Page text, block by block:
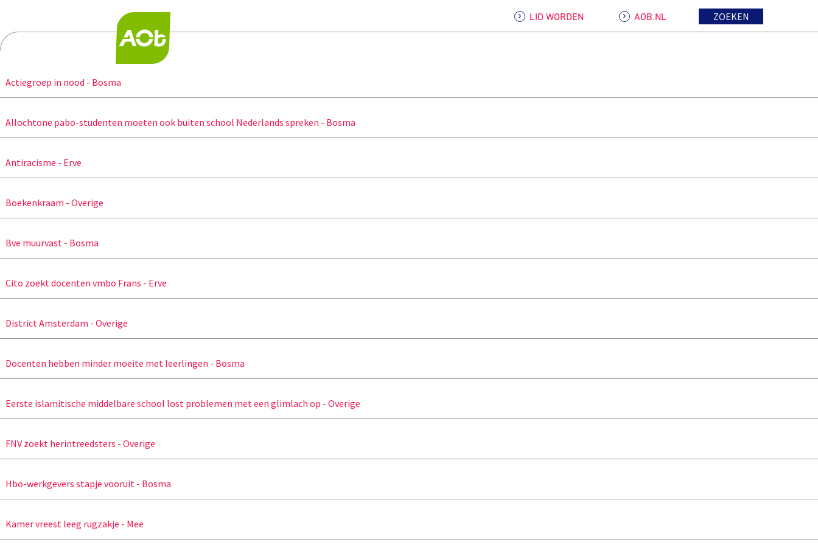
LID WORDEN AOB.NL ZOEKEN
Actiegroep in nood - Bosma
Allochtone pabo-studenten moeten ook buiten school Nederlands spreken - Bosma
Antiracisme - Erve
Boekenkraam - Overige
Bve muurvast - Bosma
Cito zoekt docenten vmbo Frans - Erve
District Amsterdam - Overige
Docenten hebben minder moeite met leerlingen - Bosma
Eerste islamitische middelbare school lost problemen met een glimlach op - Overige
FNV zoekt herintreedsters - Overige
Hbo-werkgevers stapje vooruit - Bosma
Kamer vreest leeg rugzakje - Mee